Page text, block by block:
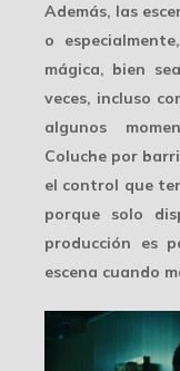
Además, las
o
mágica, bien
veces, incluso
algunos
Coluche por
el control que
porque solo
producción es
escena cuando